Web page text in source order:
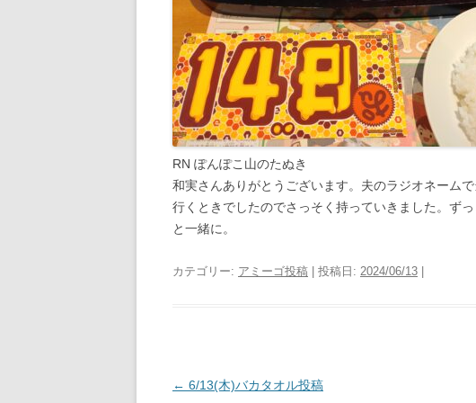
RN ぽんぽこ山のたぬき
和実さんありがとうございます。夫のラジオネーム
行くときでしたのでさっそく持っていきました。ず
と一緒に。
カテゴリー: アミーゴ投稿 | 投稿日: 2024/06/13
投
← 6/13(木)バカタオル投稿